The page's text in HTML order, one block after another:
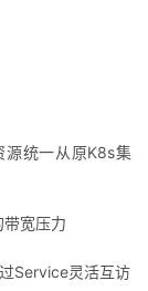
统一从原K8s集
宽压力
Service灵活互访